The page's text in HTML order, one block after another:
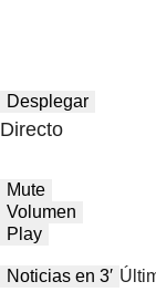
Desplegar
Directo
Mute
Volumen
Play
Noticias en 3′